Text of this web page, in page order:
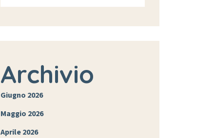
Archivio
Giugno 2026
Maggio 2026
Aprile 2026